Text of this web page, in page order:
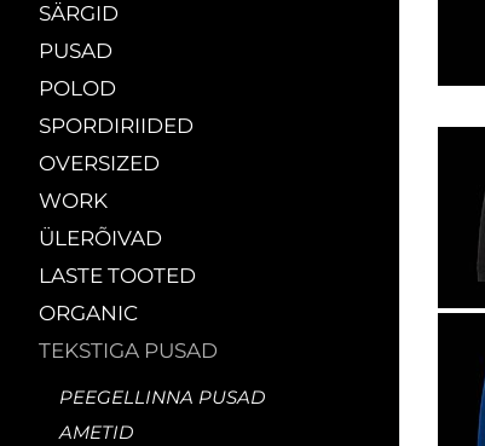
SÄRGID
PUSAD
POLOD
SPORDIRIIDED
OVERSIZED
WORK
ÜLERÕIVAD
LASTE TOOTED
ORGANIC
TEKSTIGA PUSAD
PEEGELLINNA PUSAD
AMETID